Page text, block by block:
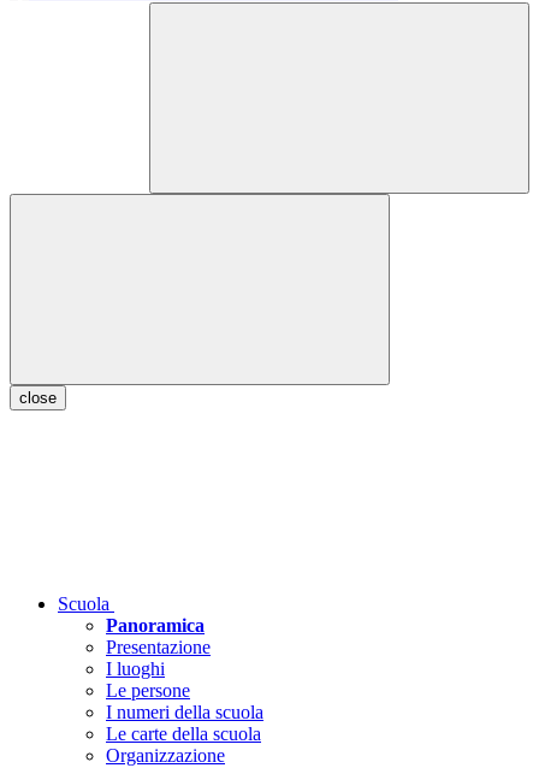
close
Scuola
Panoramica
Presentazione
I luoghi
Le persone
I numeri della scuola
Le carte della scuola
Organizzazione